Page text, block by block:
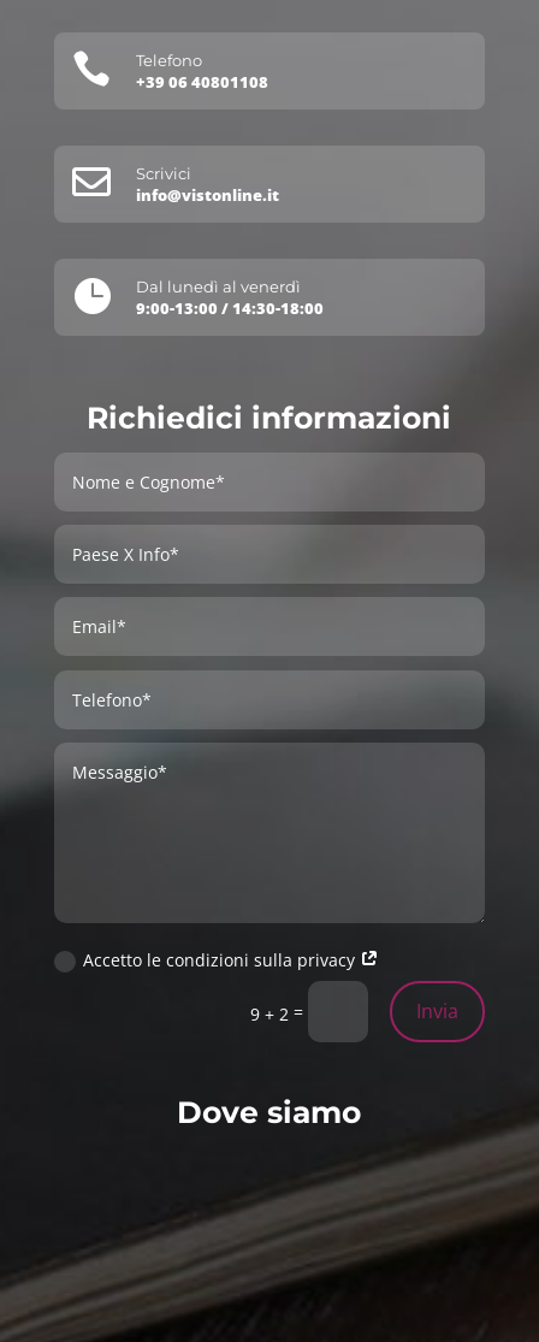
 Telefono
+39 06 40801108
 Scrivici
info@vistonline.it
 Dal lunedì al venerdì
9:00-13:00 / 14:30-18:00
Richiedici informazioni
Accetto le condizioni sulla privacy
9 + 2 = Invia
Dove siamo